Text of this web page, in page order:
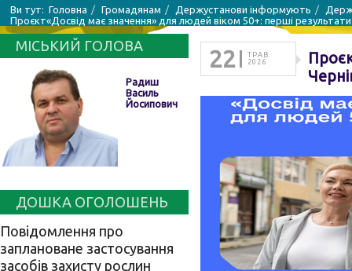
Ви тут: Головна Громадянам Держустанови інформують
Проєкт«Досвід має значення» для людей віком 50+: перші результати
МІСЬКИЙ ГОЛОВА
Радиш
Василь
Йосипович
ДОШКА ОГОЛОШЕНЬ
Повідомлення про
заплановане застосування
засобів захисту рослин
22
ТРАВ.
2026